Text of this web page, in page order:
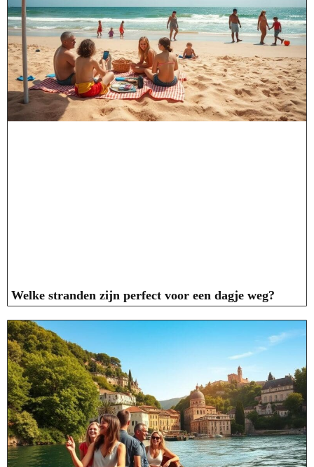
Welke stranden zijn perfect voor een dagje weg?